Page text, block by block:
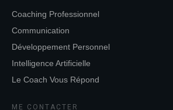
Coaching Professionnel
Communication
Développement Personnel
Intelligence Artificielle
Le Coach Vous Répond
ME CONTACTER